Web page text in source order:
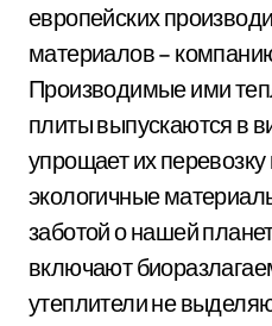
европейских
материалов –
Производимые ими
плиты выпускаются в
упрощает их
экологичные
заботой о нашей
включают
утеплители не